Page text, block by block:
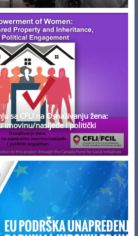
sa CFLI na Osnaživanju žena:
imovinu/nasljeđe i politički